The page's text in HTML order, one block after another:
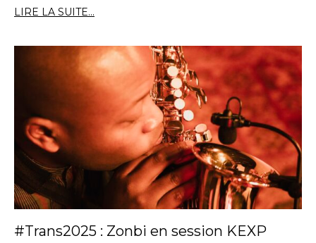
LIRE LA SUITE...
#Trans2025 : Zonbi en session KEXP